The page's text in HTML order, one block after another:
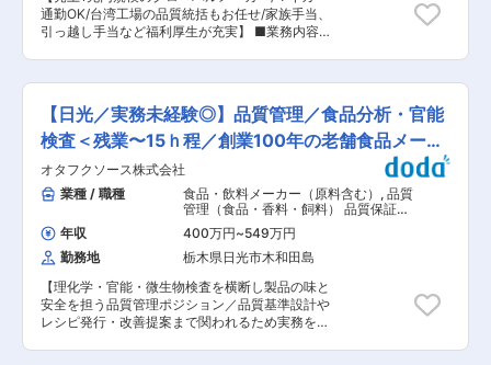
・光サービスやdカード等などドコモが提供する
サービスのご提案 ・お電話での問い合わせ対応
■入社後： ・ドコモの教育研修を受講していただ
きます。また、先輩社員もしっかりとサポートい
日に対応するお客様数は5組程度です。その為、
残業時間は過去に比べて大幅に削減されておりま
す。 ・休憩時間75分（昼休憩60分＋午後休憩15
分）も確実に取得できております。 ・シフトの希
望休も可能な限り反映しており、土日祝の希望休
も取得可能です。（閑散期や繁忙期に応じて調
整） ・商品やサービスの契約実績などの貢献度に
応じたインセンティブ制度もあります。dポイン
トでの大幅還元など、ドコモ・dカードユーザー
には嬉しい支給方法もあります。 変更の範囲：会
社の定める業務
通勤OK/台湾工場の品質統括もお任せ/家族手当、
引っ越し手当など福利厚生が充実】 ■業務内容：
ター等の情報通信機器などに使用される電解銅箔
の品質保証業務をご担当いただきます。 140年以
上銅に関する事業を展開しており、電解銅箔のシ
ェアは業界トップクラスとなります。 当社台湾工
場においても生産を行っているため、場合によっ
ては台湾工場における品質管理支援などもお任せ
したいと考えております。 ■業務詳細： ・品質
コンプライアンス管理 ・製品品質改善活動 ・ク
レーム削減、顧客対応 ・台湾工場の品質管理支援
等 ■古河電気工業株式会社の銅箔製品： 10年以
上の期間を費やし、1μm以下の新形状を発見した
古河電工は業界トップレベルの粗化技術を実現し
ています。 5Gの普及に伴い、スマートフォンな
どの電子機器では電波を送受信するための高周波
対応が求められており、耐久性と伝送特性の両立
など、時代やお客様のニーズに合わせて製品の研
【日光／実務未経験◎】品質管理／食品分析・官能
検査＜残業〜15ｈ程／創業100年の老舗食品メーカ
ー＞
オタフクソース株式会社
業種 / 職種
食品・飲料メーカー（原料含む） , 品質
管理（食品・香料・飼料） 品質保証・
監査（食品・香料・飼料）
年収 400万円~549万円
勤務地
栃木県日光市木和田島
【理化学・官能・微生物検査を横断し製品の味と
安全を担う品質管理ポジション／品質基準設計や
レシピ発行・改善提案まで関われるため実務を通